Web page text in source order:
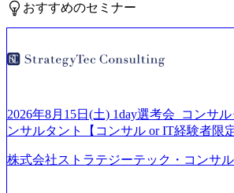
おすすめのセミナー
2026年8月15日(土) 1day選考会_コンサ
ンサルタント【コンサル or IT経験者限定
株式会社ストラテジーテック・コンサ